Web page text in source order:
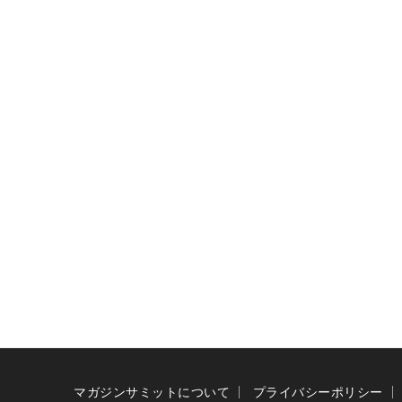
マガジンサミットについて プライバシーポリシー